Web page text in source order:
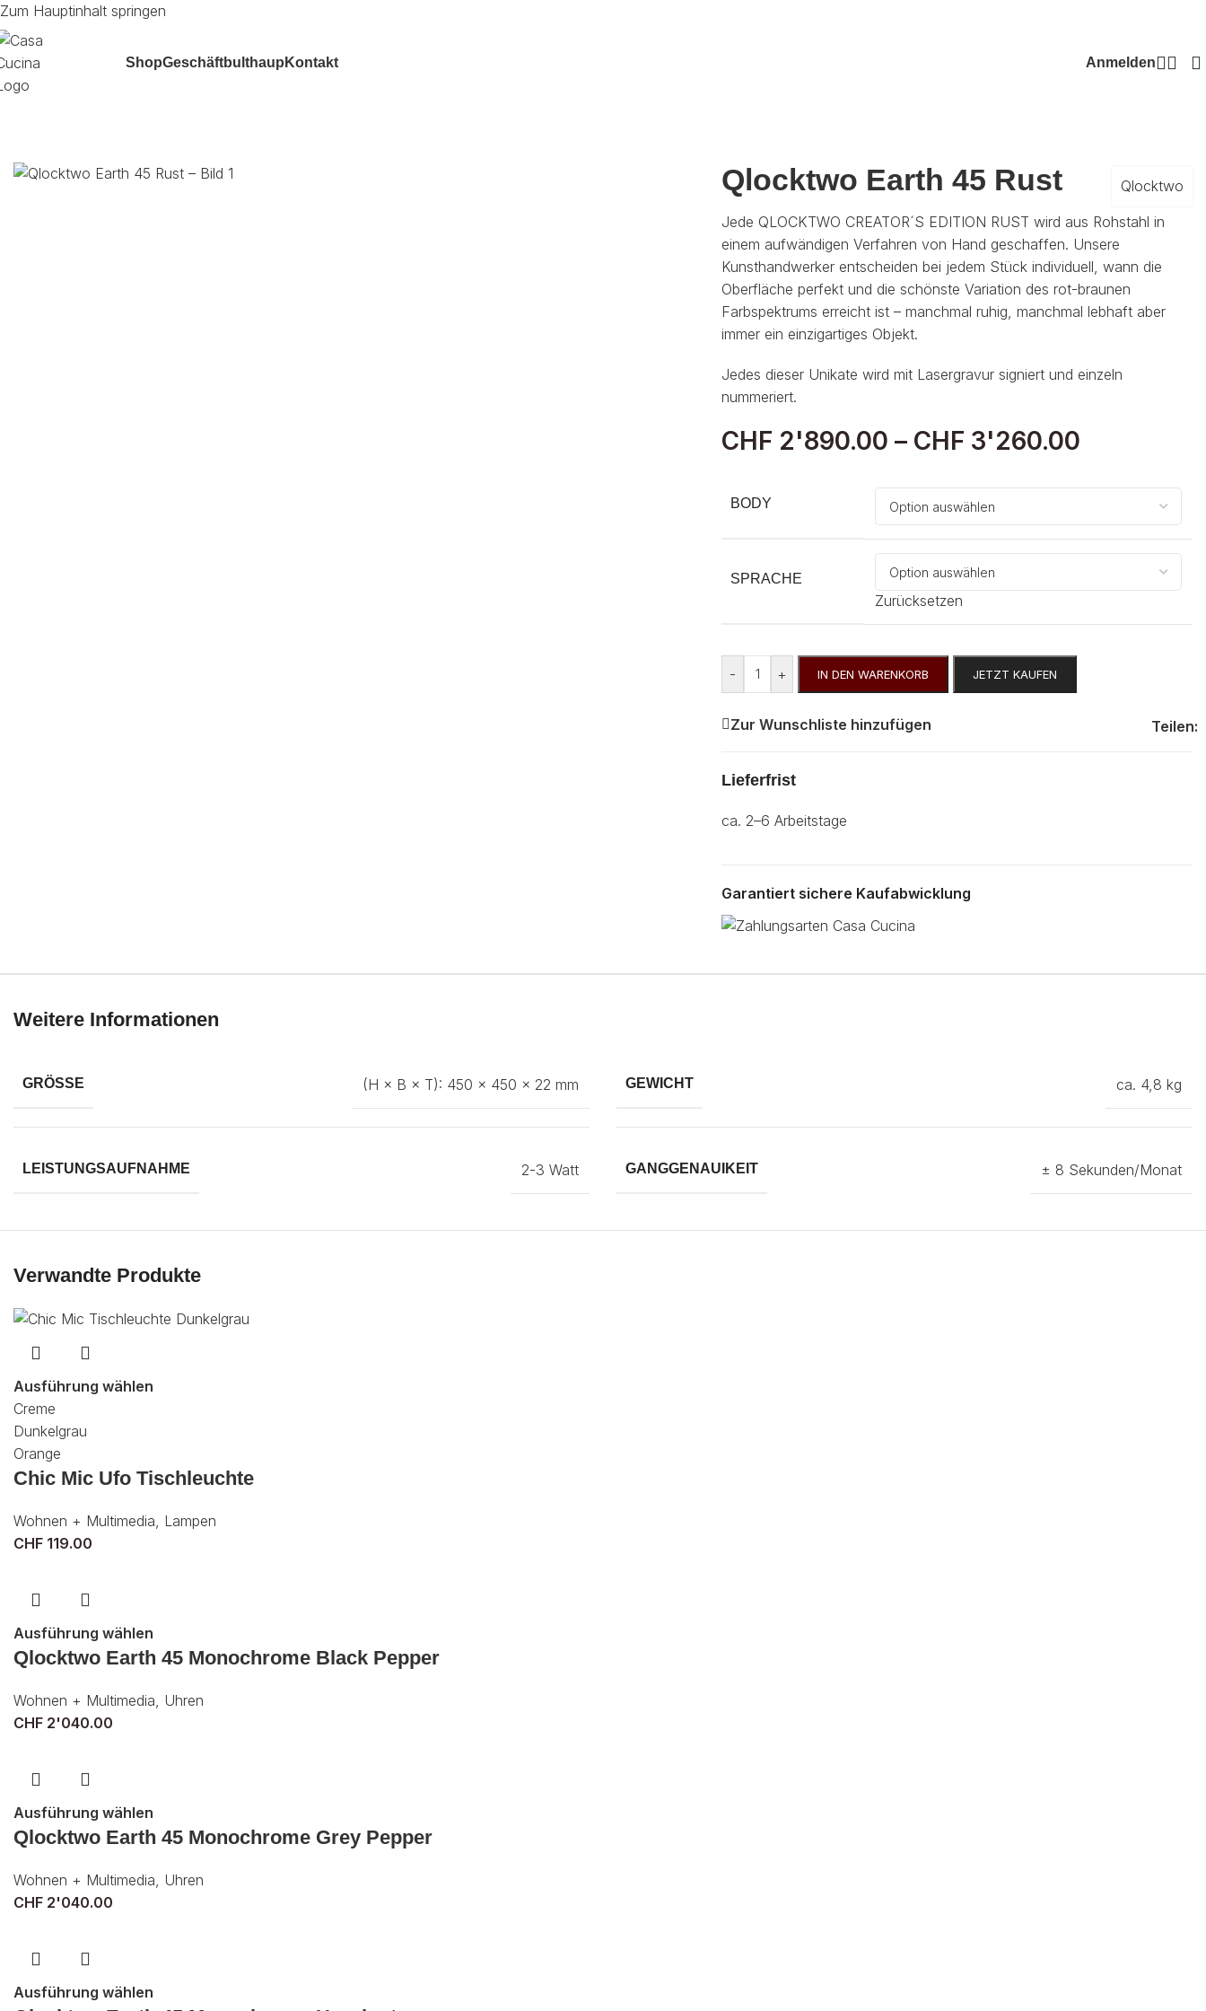
Zum Hauptinhalt springen
ShopGeschäftbulthaup Kontakt Anmelden
Start
Qlocktwo Earth 45 Rust
Qlocktwo
Jede QLOCKTWO CREATOR´S EDITION RUST wird aus Rohstahl in
einem aufwändigen Verfahren von Hand geschaffen. Unsere
Kunsthandwerker entscheiden bei jedem Stück individuell, wann die
Oberfläche perfekt und die schönste Variation des rot-braunen
Farbspektrums erreicht ist – manchmal ruhig, manchmal lebhaft aber
immer ein einzigartiges Objekt.
Jedes dieser Unikate wird mit Lasergravur signiert und einzeln
nummeriert.
CHF 2'890.00 – CHF 3'260.00
BODY
SPRACHE
Zurücksetzen
- + IN DEN WARENKORB JETZT KAUFEN
Zur Wunschliste hinzufügen Teilen:
Lieferfrist
ca. 2–6 Arbeitstage
Garantiert sichere Kaufabwicklung
Weitere Informationen
GRÖSSE (H × B × T): 450 × 450 × 22 mm GEWICHT ca. 4,8 kg
LEISTUNGSAUFNAHME 2-3 Watt GANGGENAUIKEIT ± 8 Sekunden/Monat
Verwandte Produkte
Ausführung wählen
Creme
Dunkelgrau
Orange
Chic Mic Ufo Tischleuchte
Wohnen + Multimedia, Lampen
CHF 119.00
Ausführung wählen
Qlocktwo Earth 45 Monochrome Black Pepper
Wohnen + Multimedia, Uhren
CHF 2'040.00
Ausführung wählen
Qlocktwo Earth 45 Monochrome Grey Pepper
Wohnen + Multimedia, Uhren
CHF 2'040.00
Ausführung wählen